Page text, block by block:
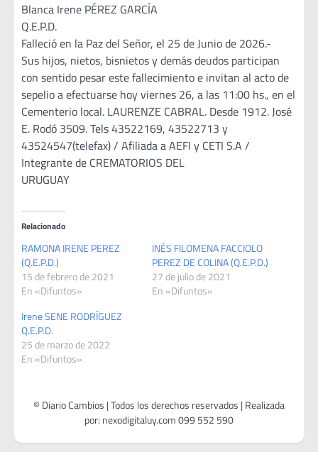
Blanca Irene PÉREZ GARCÍA
Q.E.P.D.
Falleció en la Paz del Señor, el 25 de Junio de 2026.-
Sus hijos, nietos, bisnietos y demás deudos participan
con sentido pesar este fallecimiento e invitan al acto de
sepelio a efectuarse hoy viernes 26, a las 11:00 hs., en el
Cementerio local. LAURENZE CABRAL. Desde 1912. José
E. Rodó 3509. Tels 43522169, 43522713 y
43524547(telefax) / Afiliada a AEFI y CETI S.A /
Integrante de CREMATORIOS DEL
URUGUAY
Relacionado
RAMONA IRENE PEREZ
(Q.E.P.D.)
15 de febrero de 2021
En «Difuntos»
INÉS FILOMENA FACCIOLO
PEREZ DE COLINA (Q.E.P.D.)
27 de julio de 2021
En «Difuntos»
Irene SENE RODRÍGUEZ
Q.E.P.D.
25 de marzo de 2022
En «Difuntos»